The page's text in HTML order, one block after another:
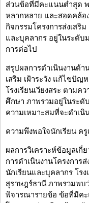
ส่วนข้อที่มีคะแนนต่ำสุด พ
หลากหลาย และสอดคล้อ
กิจกรรมโครงการส่งเสริ
และบุคลากร อยู่ในระดับ
การต่อไป
สรุปผลการดำเนินงานด้า
เสริม เฝ้าระวัง แก้ไขปั
โรงเรียนเวียงสระ ตาม
ศึกษา ภาพรวมอยู่ในระดั
ความเหมาะสมที่จะดำเนิ
ความพึงพอใจนักเรียน ครู
ผลการวิเคราะห์ข้อมูลเกี่
การดำเนินงานโครงการ
นักเรียนและบุคลากร โรง
สุราษฎร์ธานี ภาพรวมพบ
พิจารณารายข้อ ข้อที่มีค